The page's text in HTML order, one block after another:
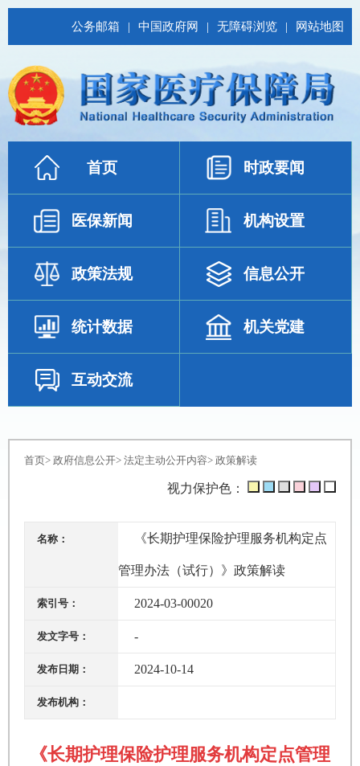
公务邮箱 | 中国政府网 | 无障碍浏览 | 网站地图
首页 时政要闻
医保新闻 机构设置
政策法规 信息公开
统计数据 机关党建
互动交流
首页> 政府信息公开> 法定主动公开内容> 政策解读
视力保护色：
名称： 《长期护理保险护理服务机构定点
管理办法（试行）》政策解读
索引号： 2024-03-00020
发文字号： -
发布日期： 2024-10-14
发布机构：
《长期护理保险护理服务机构定点管理